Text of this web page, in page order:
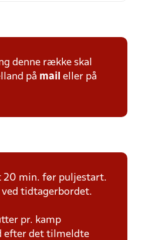
denne række skal
på mail eller på
20 min. før puljestart.
ved tidtagerbordet.
pr. kamp
efter det tilmeldte